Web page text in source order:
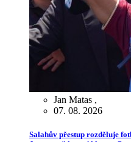
Jan Matas ,
07. 08. 2026
Salahův přestup rozděluje